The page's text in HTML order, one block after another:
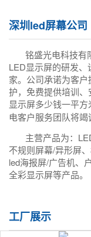
深圳led屏幕公司
铭盛光电科技有
LED显示屏的研发
家。公司承诺为客
护，免费提供培训
显示屏多少钱一平
电客户服务团队将竭
主营产品为：
不规则屏幕/异形屏
led海报屏/广告机、
全彩显示屏等产品。
工厂展示